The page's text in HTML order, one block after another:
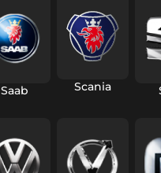
Saab Scania